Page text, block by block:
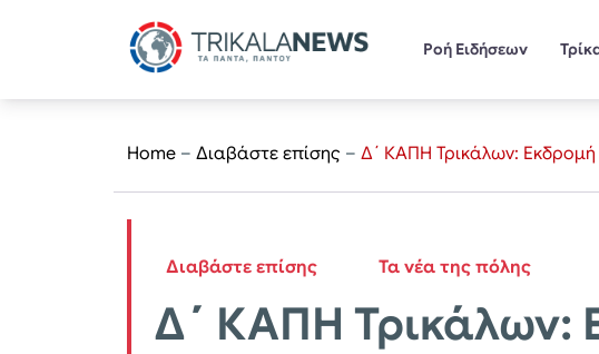
Ροή Ειδήσεων
Home – Διαβάστε επίσης – Δ΄ ΚΑΠΗ Τρικάλων: Εκδρομή
Διαβάστε επίσης Τα νέα της πόλης
Δ΄ ΚΑΠΗ Τρικάλων: